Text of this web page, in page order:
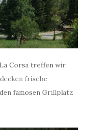
Corsa treffen wir
frische
famosen Grillplatz